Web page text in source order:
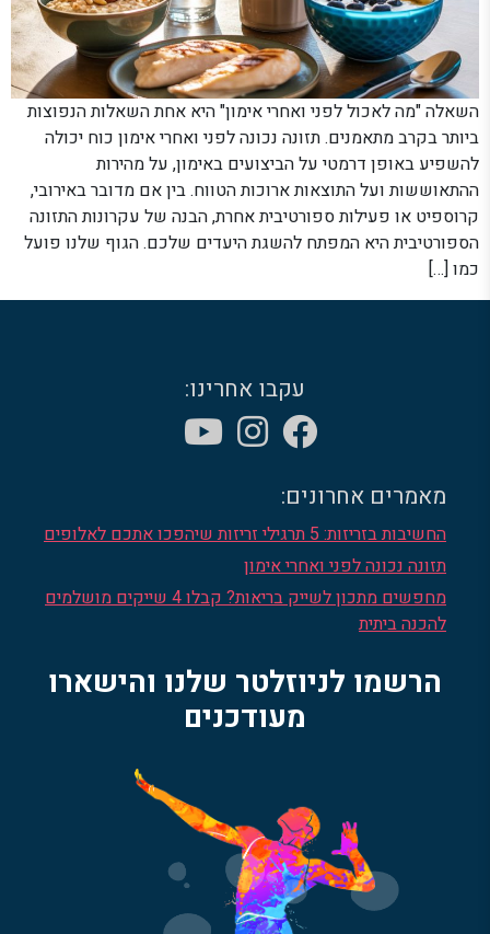
השאלה "מה לאכול לפני ואחרי אימון" היא אחת השאלות הנפוצות
ביותר בקרב מתאמנים. תזונה נכונה לפני ואחרי אימון כוח יכולה
להשפיע באופן דרמטי על הביצועים באימון, על מהירות
ההתאוששות ועל התוצאות ארוכות הטווח. בין אם מדובר באירובי,
קרוספיט או פעילות ספורטיבית אחרת, הבנה של עקרונות התזונה
הספורטיבית היא המפתח להשגת היעדים שלכם. הגוף שלנו פועל
כמו […]
עקבו אחרינו:
מאמרים אחרונים:
החשיבות בזריזות: 5 תרגילי זריזות שיהפכו אתכם לאלופים
תזונה נכונה לפני ואחרי אימון
מחפשים מתכון לשייק בריאות? קבלו 4 שייקים מושלמים
להכנה ביתית
הרשמו לניוזלטר שלנו והישארו
מעודכנים